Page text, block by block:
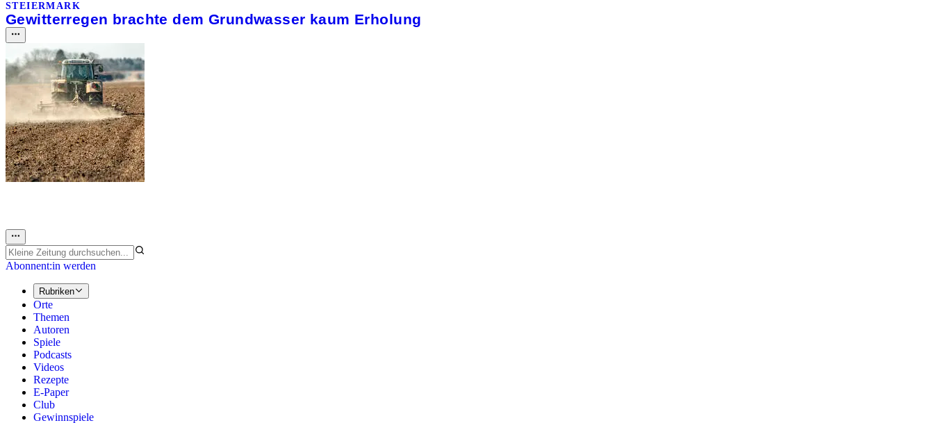
STEIERMARK
Gewitterregen brachte dem Grundwasser kaum Erholung
Abonnent:in werden
Rubriken
Orte
Themen
Autoren
Spiele
Podcasts
Videos
Rezepte
E-Paper
Club
Gewinnspiele